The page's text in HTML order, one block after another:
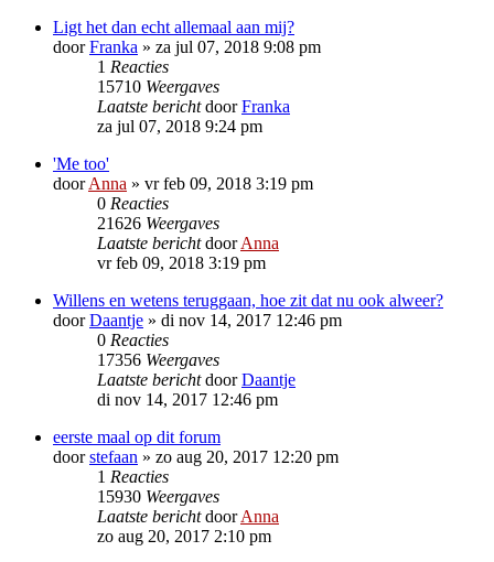
Ligt het dan echt allemaal aan mij?
doorFranka » za jul 07, 2018 9:08 pm
1 Reacties
15710 Weergaves
Laatste berichtdoorFranka
za jul 07, 2018 9:24 pm
'Me too'
doorAnna » vr feb 09, 2018 3:19 pm
0 Reacties
21626 Weergaves
Laatste berichtdoorAnna
vr feb 09, 2018 3:19 pm
Willens en wetens teruggaan, hoe zit dat nu ook alweer?
doorDaantje » di nov 14, 2017 12:46 pm
0 Reacties
17356 Weergaves
Laatste berichtdoorDaantje
di nov 14, 2017 12:46 pm
eerste maal op dit forum
doorstefaan » zo aug 20, 2017 12:20 pm
1 Reacties
15930 Weergaves
Laatste berichtdoorAnna
zo aug 20, 2017 2:10 pm